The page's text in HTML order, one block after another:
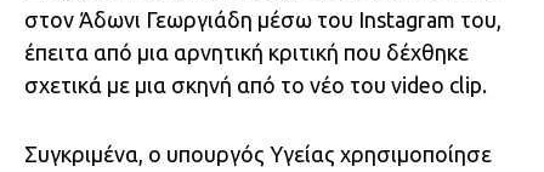
στον Άδωνι Γεωργιάδη μέσω του Instagram του,
έπειτα από μια αρνητική κριτική που δέχθηκε
σχετικά με μια σκηνή από το νέο του video clip.
Συγκριμένα, ο υπουργός Υγείας χρησιμοποίησε